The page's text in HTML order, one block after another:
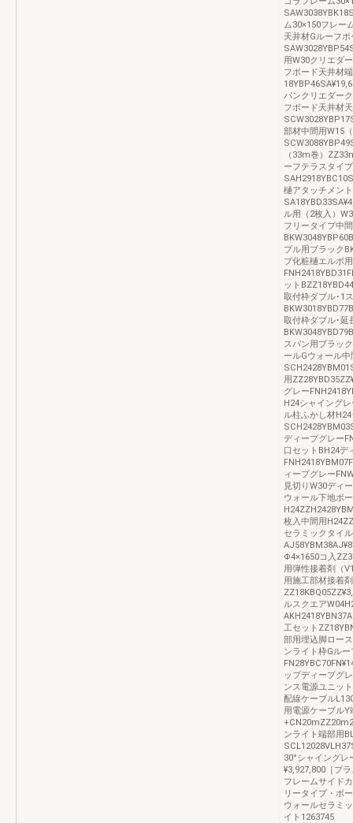
ム30×150フレー
天井材Gルーフ
用W30クリエダ
フボード天井材
パンクリエダー
フボード天井材
部材中間用W15
（33m巻）
ーフテラスタイ
樋アタッチメン
ル用（2枚入）
フリータイプ中
ブル用ブラック
プ化粧樋エルボ
ット
取付枠ダブル･1
取付枠ダブル･延
スパン用ブラッ
ールGウォール
用
グレー
H24シャイング
ル柱ふかし材
ディープグレー
口セットBH24デ
ィープグレー
見切りW30ディ
ウォール下地ボ
枚入中間用
セラミックタイ
Φ4×1650コ入
用弾性接着剤（
用施工部材接着
ルスクエア
工セット
部用埋込脚ロー
ンライト枠Gル
ップディープグ
ンス電源ユニッ
配線ケーブル
用電源ケーブルY
ンライト端部用
30°シャイングレ
¥3,927,800［プ
フレームサイド
リータイプ・ボ
ウォールセラミ
イト1263745